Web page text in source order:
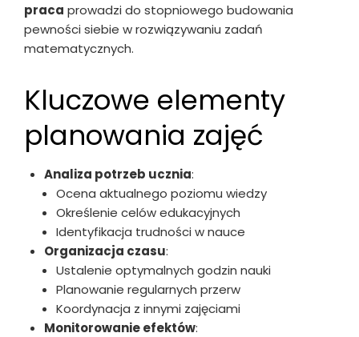
praca prowadzi do stopniowego budowania
pewności siebie w rozwiązywaniu zadań
matematycznych.
Kluczowe elementy
planowania zajęć
Analiza potrzeb ucznia:
Ocena aktualnego poziomu wiedzy
Określenie celów edukacyjnych
Identyfikacja trudności w nauce
Organizacja czasu:
Ustalenie optymalnych godzin nauki
Planowanie regularnych przerw
Koordynacja z innymi zajęciami
Monitorowanie efektów: